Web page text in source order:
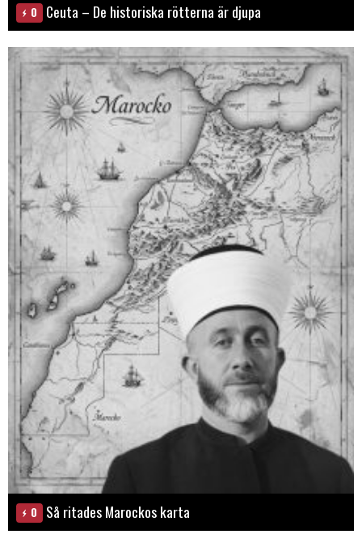
0 Ceuta – De historiska rötterna är djupa
0 Så ritades Marockos karta